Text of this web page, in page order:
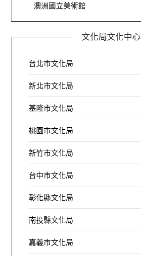
澳洲國立美術館
文化局文化中心
台北市文化局
新北市文化局
基隆市文化局
桃園市文化局
新竹市文化局
台中市文化局
彰化縣文化局
南投縣文化局
嘉義市文化局